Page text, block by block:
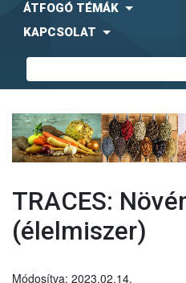
ÁTFOGÓ TÉMÁK
KAPCSOLAT
TRACES:
(élelmiszer)
Módosítva: 2023.02.14.